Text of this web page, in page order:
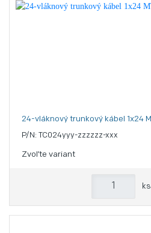
24-vláknový trunkový kábel 1x24
P/N: TC024yyy-zzzzzz-xxx
Zvoľte variant
ks